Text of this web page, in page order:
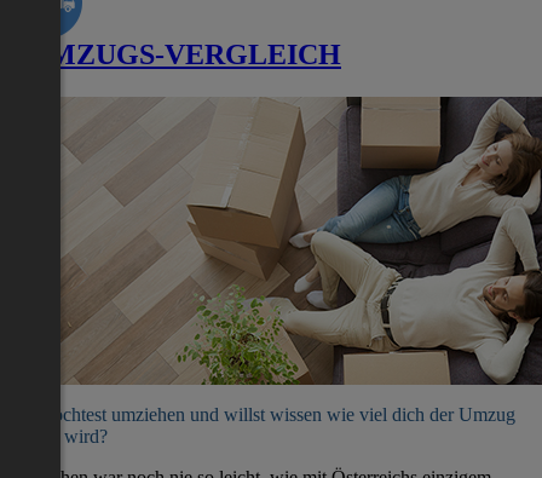
UMZUGS-VERGLEICH
Du möchtest umziehen und willst wissen wie viel dich der Umzug
kosten wird?